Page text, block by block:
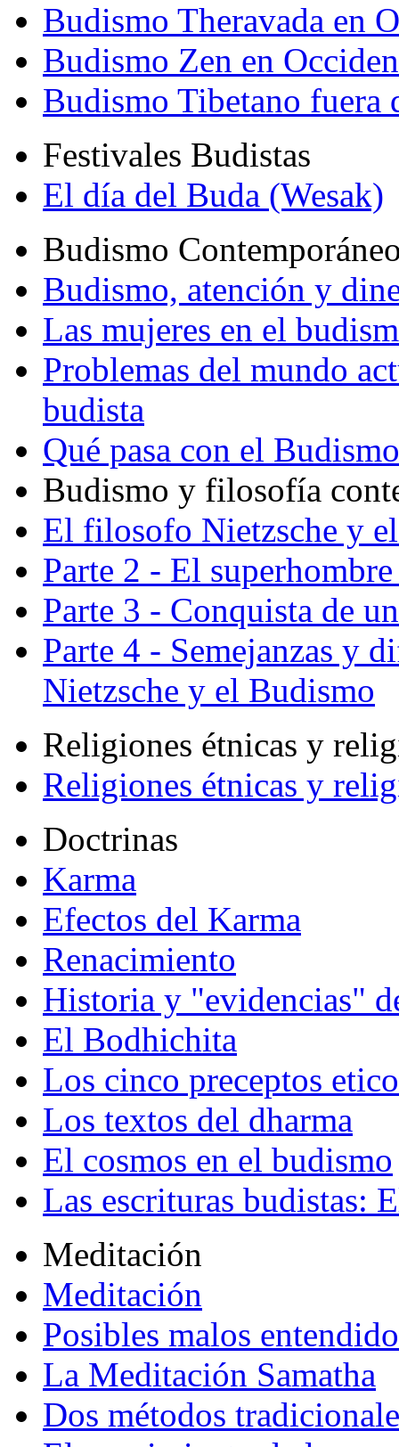
Budismo Theravada en
Budismo Zen en
Budismo Tibetano fuera
Festivales Budistas
El día del Buda (Wesak)
Budismo
Budismo, atención y
Las mujeres en el
Problemas del mundo
budista
Qué pasa con el
Budismo y filosofía
El filosofo Nietzsche y
Parte 2 - El
Parte 3 - Conquista de
Parte 4 - Semejanzas y
Nietzsche y el Budismo
Religiones étnicas y
Religiones étnicas y
Doctrinas
Karma
Efectos del Karma
Renacimiento
Historia y "evidencias"
El Bodhichita
Los cinco preceptos
Los textos del dharma
El cosmos en el budismo
Las escrituras budistas:
Meditación
Meditación
Posibles malos
La Meditación Samatha
Dos métodos